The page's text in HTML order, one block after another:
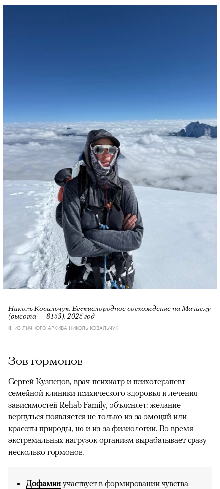
Николь Ковальчук. Бескислородное восхождение на Манаслу
(высота — 8163), 2025 год
© ИЗ ЛИЧНОГО АРХИВА НИКОЛЬ КОВАЛЬЧУК
Зов гормонов
Сергей Кузнецов, врач-психиатр и психотерапевт
семейной клиники психического здоровья и лечения
зависимостей Rehab Family, объясняет: желание
вернуться появляется не только из-за эмоций или
красоты природы, но и из-за физиологии. Во время
экстремальных нагрузок организм вырабатывает сразу
несколько гормонов.
Дофаминучаствует в формировании чувства